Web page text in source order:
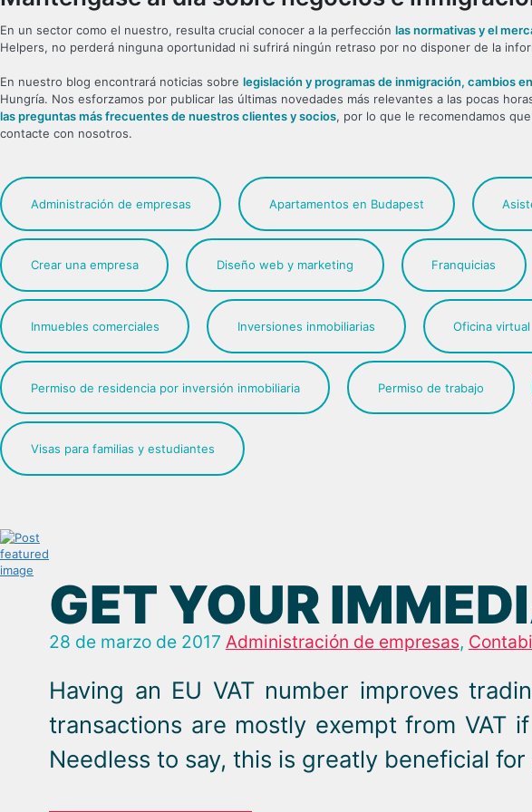
En un sector como el nuestro, resulta crucial conocer a la perfección las normativas y el
Helpers, no perderá ninguna oportunidad ni sufrirá ningún retraso por no disponer de la
En nuestro blog encontrará noticias sobre legislación y programas de inmigración, cambios
Hungría. Nos esforzamos por publicar las últimas novedades más relevantes a las pocas
las preguntas más frecuentes de nuestros clientes y socios, por lo que le recomendamos
contacte con nosotros.
Administración de empresas Apartamentos en Budapest
Crear una empresa Diseño web y marketing Franquicias
Inmuebles comerciales Inversiones inmobiliarias Oficina virtual
Permiso de residencia por inversión inmobiliaria Permiso de trabajo
Visas para familias y estudiantes
GET YOUR
28 de marzo de 2017 Administración de empresas,
Having an EU VAT number improves
transactions are mostly exempt from VAT
Needless to say, this is greatly beneficial